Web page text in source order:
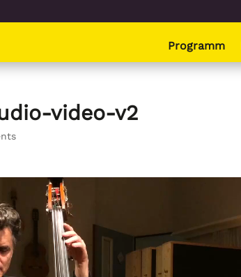
Programm
video-v2